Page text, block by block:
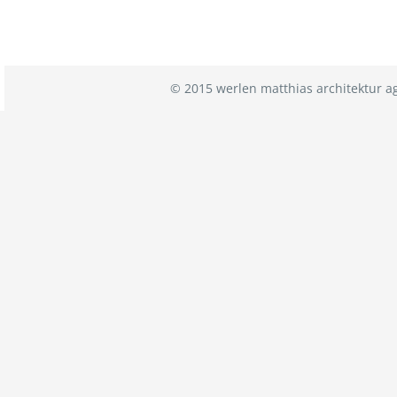
© 2015 werlen matthias architektur